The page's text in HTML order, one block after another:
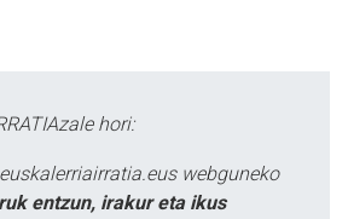
hori:
webguneko
entzun, irakur eta ikus